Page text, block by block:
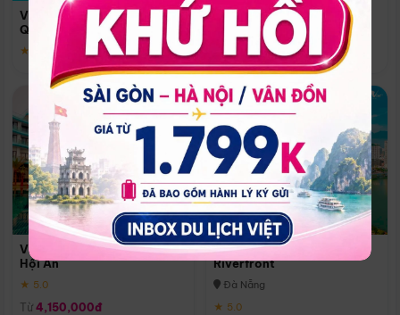
Vinpearl Resort & Spa Phu
Quoc
★ 5.0
Quoc
Phú Quốc
★ 5.0
Vinpearl Resort & Golf Nam
Hội An
★ 5.0
Từ 4,150,000đ
Melia Vinpearl Danang
Riverfront
Đà Nẵng
★ 5.0